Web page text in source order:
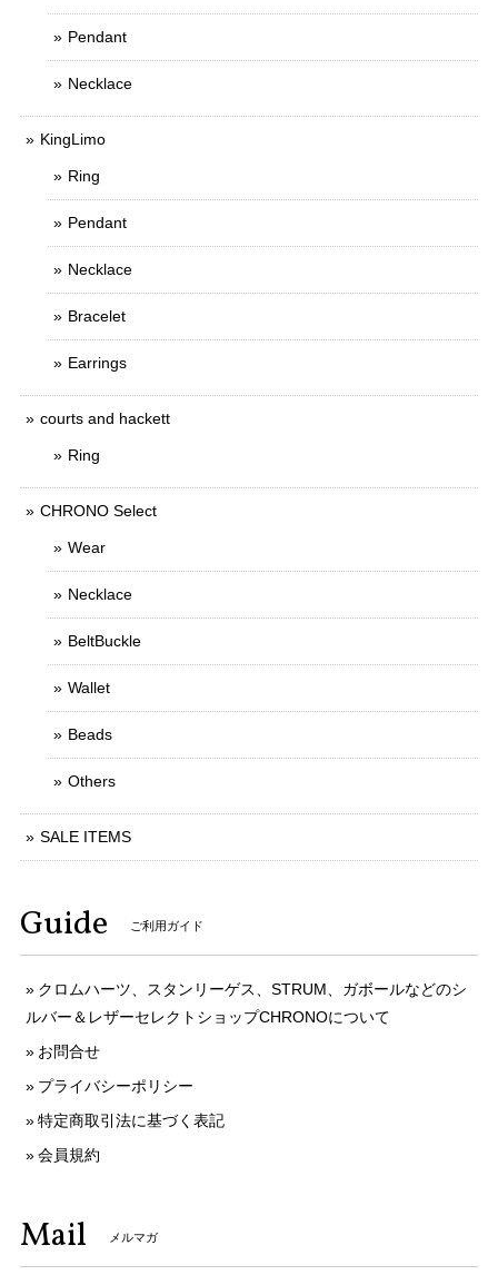
Pendant
Necklace
KingLimo
Ring
Pendant
Necklace
Bracelet
Earrings
courts and hackett
Ring
CHRONO Select
Wear
Necklace
BeltBuckle
Wallet
Beads
Others
SALE ITEMS
Guide ご利用ガイド
クロムハーツ、スタンリーゲス、STRUM、ガボールなどのシ
ルバー＆レザーセレクトショップCHRONOについて
お問合せ
プライバシーポリシー
特定商取引法に基づく表記
会員規約
Mail メルマガ